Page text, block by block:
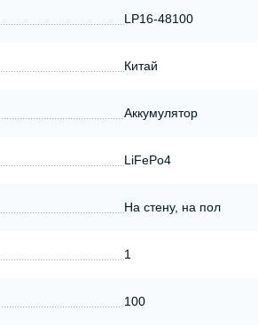
LP16-48100
Китай
Аккумулятор
LiFePo4
На стену, на пол
1
100